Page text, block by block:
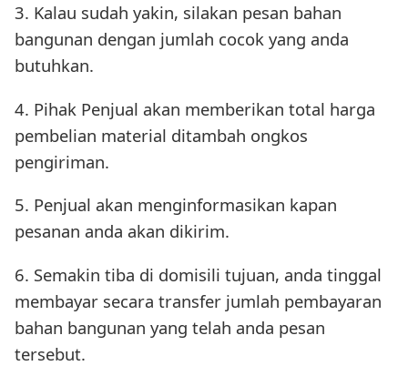
3. Kalau sudah yakin, silakan pesan bahan
bangunan dengan jumlah cocok yang anda
butuhkan.
4. Pihak Penjual akan memberikan total harga
pembelian material ditambah ongkos
pengiriman.
5. Penjual akan menginformasikan kapan
pesanan anda akan dikirim.
6. Semakin tiba di domisili tujuan, anda tinggal
membayar secara transfer jumlah pembayaran
bahan bangunan yang telah anda pesan
tersebut.